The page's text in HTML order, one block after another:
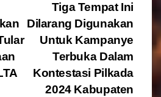
Tiga Tempat Ini
Dilarang Digunakan
Untuk Kampanye
Terbuka Dalam
Kontestasi Pilkada
2024 Kabupaten